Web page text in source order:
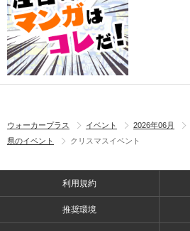
ウォーカープラス イベント 2026年06月
県のイベント
クリスマスイベント
利用規約
推奨環境